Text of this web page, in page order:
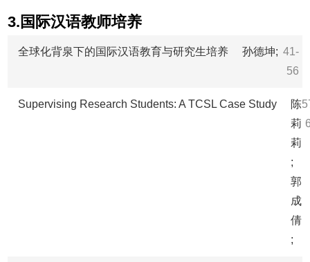
3.国际汉语教师培养
全球化背泉下的国际汉语教育与研究生培养 孙德坤; 41-
56
Supervising Research Students: A TCSL Case Study
陈
莉
莉
;
郭
成
倩
;